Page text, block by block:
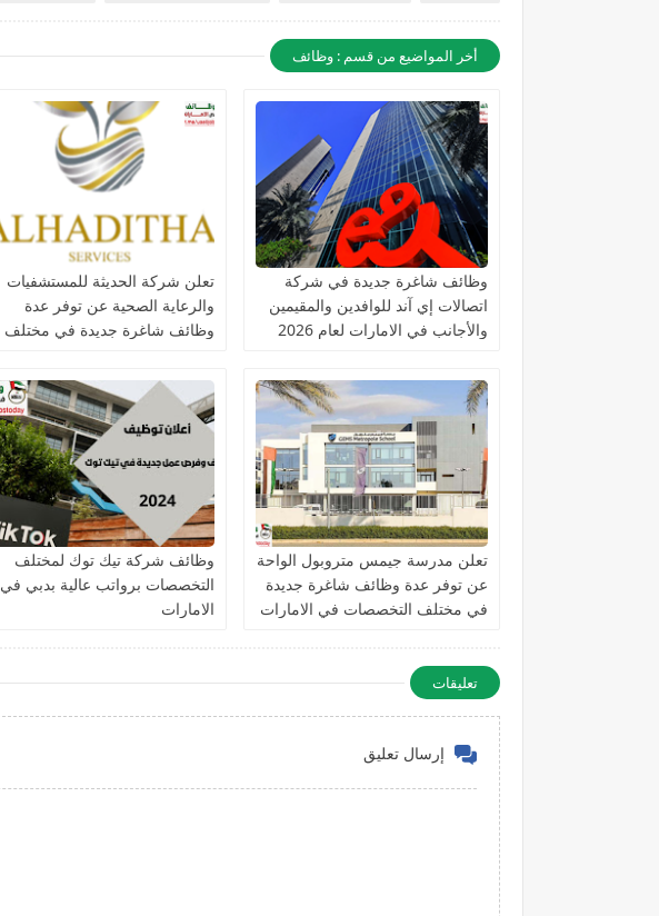
أخر المواضيع من قسم : وظائف
وظائف شاغرة جديدة في شركة
اتصالات إي آند للوافدين والمقيمين
والأجانب في الامارات لعام 2026
تعلن شركة الحديثة للمستشفيات
والرعاية الصحية عن توفر عدة
وظائف شاغرة جديدة في مختلف
تعلن مدرسة جيمس متروبول الواحة
عن توفر عدة وظائف شاغرة جديدة
في مختلف التخصصات في الامارات
وظائف شركة تيك توك لمختلف
التخصصات برواتب عالية بدبي في
الامارات
تعليقات
إرسال تعليق